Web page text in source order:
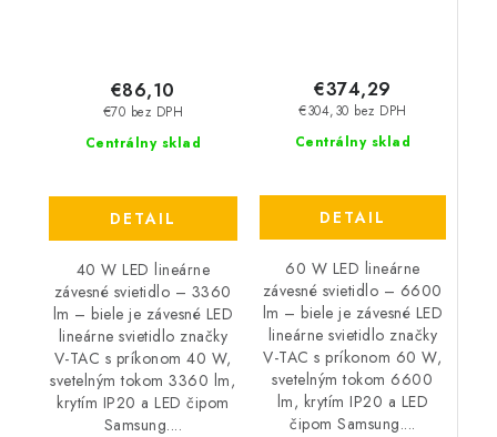
Centrálny sklad
€70 bez DPH
€86,10
DETAIL
40 W LED lineárne
závesné svietidlo – 3360
lm – biele je závesné LED
lineárne svietidlo značky
V-TAC s príkonom 40 W,
svetelným tokom 3360 lm,
krytím IP20 a LED čipom
Samsung....
Centrálny sklad
€304,30 bez DPH
€374,29
DETAIL
60 W LED lineárne
závesné svietidlo – 6600
lm – biele je závesné LED
lineárne svietidlo značky
V-TAC s príkonom 60 W,
svetelným tokom 6600
lm, krytím IP20 a LED
čipom Samsung....